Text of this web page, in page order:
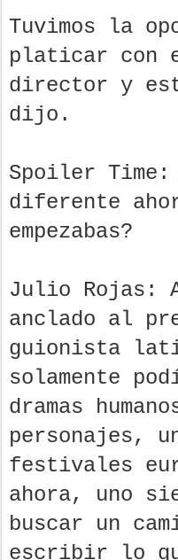
Tuvimos la
platicar con
director y
dijo.
Spoiler Time:
diferente
empezabas?
Julio Rojas:
anclado al
guionista
solamente
dramas
personajes,
festivales
ahora, uno
buscar un
escribir lo